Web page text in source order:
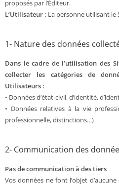
proposés par l’Éditeur.
L’Utilisateur : La personne utilisant le
1- Nature des données
Dans le cadre de l’utilisation des
collecter les catégories de
Utilisateurs :
• Données d’état-civil, d’identité,
• Données relatives à la vie
professionnelle, distinctions…)
2- Communication des
Pas de communication à des tiers
Vos données ne font l’objet